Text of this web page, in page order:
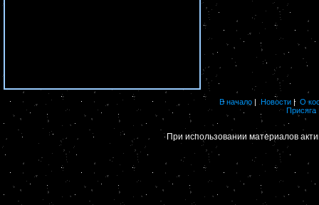
В начало | Новости | О
Присяга
При использовании материалов